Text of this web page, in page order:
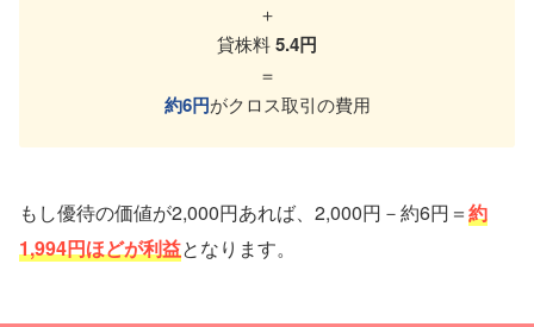
＋
貸株料5.4円
＝
約6円がクロス取引の費用
もし優待の価値が2,000円あれば、2,000円－約6円＝約
1,994円ほどが利益となります。